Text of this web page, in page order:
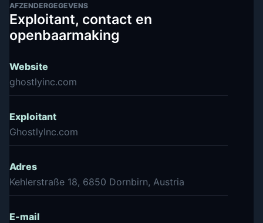
AFZENDERGEGEVENS
Exploitant, contact en
openbaarmaking
Website
ghostlyinc.com
Exploitant
GhostlyInc.com
Adres
Kehlerstraße 18, 6850 Dornbirn, Austria
E-mail